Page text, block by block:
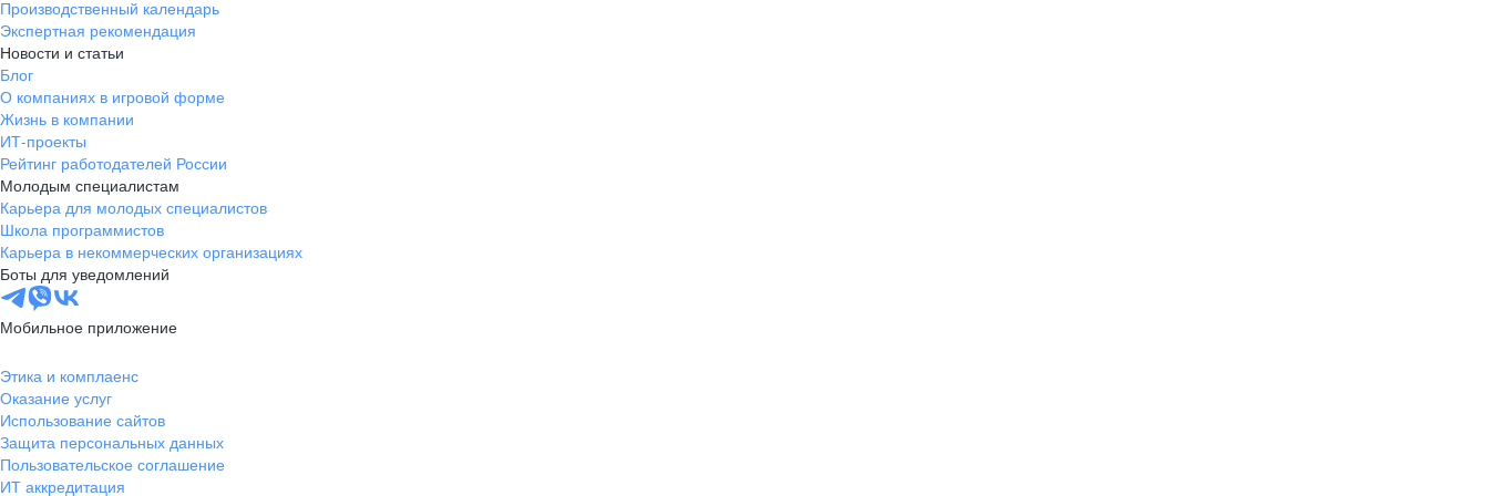
Производственный календарь
Экспертная рекомендация
Новости и статьи
Блог
О компаниях в игровой форме
Жизнь в компании
ИТ-проекты
Рейтинг работодателей России
Молодым специалистам
Карьера для молодых специалистов
Школа программистов
Карьера в некоммерческих организациях
Боты для уведомлений
Мобильное приложение
Этика и комплаенс
Оказание услуг
Использование сайтов
Защита персональных данных
Пользовательское соглашение
ИТ аккредитация